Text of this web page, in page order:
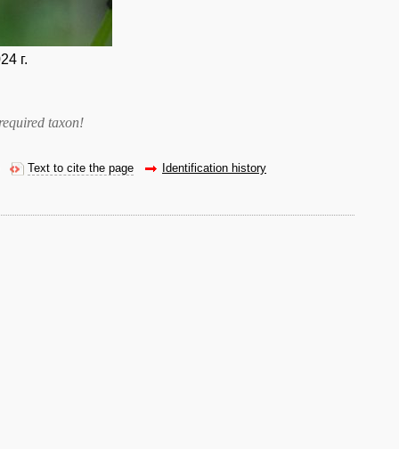
г.
taxon!
Text to cite the page Identification history